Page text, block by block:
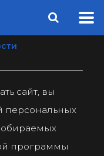
сайт, вы
персональных
программы